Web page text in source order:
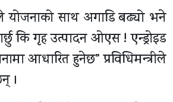
योजनाको साथ अगाडि बढ्यो भने
कि गृह उत्पादन ओएस ! एन्ड्रोइड
​​आधारित हुनेछ” प्रविधिमन्त्रीले
।